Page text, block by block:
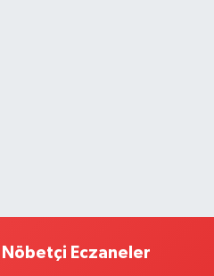
Nöbetçi Eczaneler